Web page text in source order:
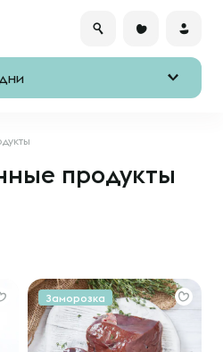
продукты
Заморозка